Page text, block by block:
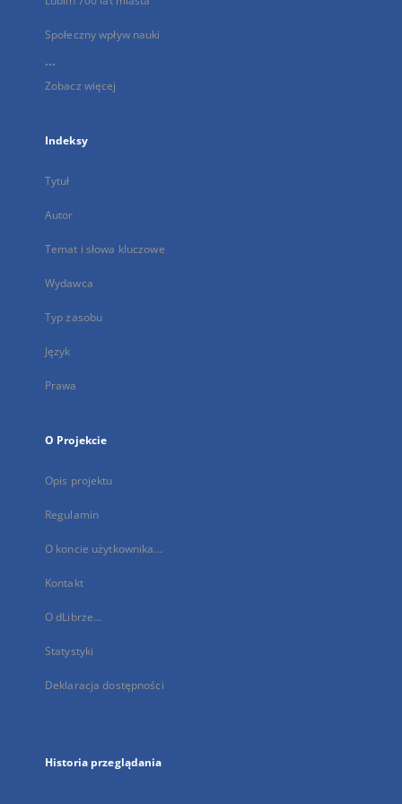
Społeczny wpływ nauki
...
Zobacz więcej
Indeksy
Tytuł
Autor
Temat i słowa kluczowe
Wydawca
Typ zasobu
Język
Prawa
O Projekcie
Opis projektu
Regulamin
O koncie użytkownika...
Kontakt
O dLibrze...
Statystyki
Deklaracja dostępności
Historia przeglądania